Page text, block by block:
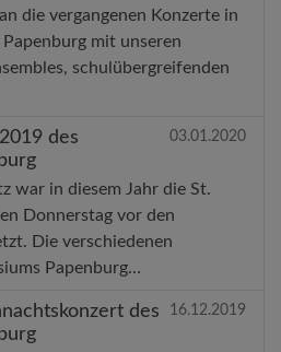
die vergangenen Konzerte in
mit unseren
schulübergreifenden
des
03.01.2020
war in diesem Jahr die St.
Donnerstag vor den
Die verschiedenen
Papenburg…
des
16.12.2019